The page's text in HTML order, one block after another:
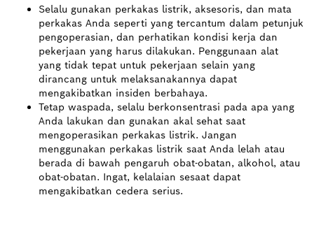
Selalu gunakan perkakas listrik, aksesoris, dan mata
perkakas Anda seperti yang tercantum dalam petunjuk
pengoperasian, dan perhatikan kondisi kerja dan
pekerjaan yang harus dilakukan. Penggunaan alat
yang tidak tepat untuk pekerjaan selain yang
dirancang untuk melaksanakannya dapat
mengakibatkan insiden berbahaya.
Tetap waspada, selalu berkonsentrasi pada apa yang
Anda lakukan dan gunakan akal sehat saat
mengoperasikan perkakas listrik. Jangan
menggunakan perkakas listrik saat Anda lelah atau
berada di bawah pengaruh obat-obatan, alkohol, atau
obat-obatan. Ingat, kelalaian sesaat dapat
mengakibatkan cedera serius.